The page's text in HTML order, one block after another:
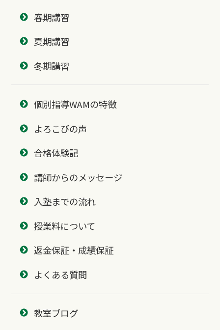
春期講習
夏期講習
冬期講習
個別指導WAMの特徴
よろこびの声
合格体験記
講師からのメッセージ
入塾までの流れ
授業料について
返金保証・成績保証
よくある質問
教室ブログ